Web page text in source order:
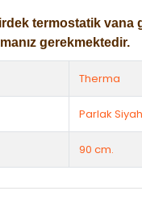
termostatik vana
gerekmektedir.
Therma
Parlak Siyah
90 cm.